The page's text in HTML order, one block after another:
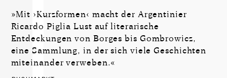
»Mit ›Kurzformen‹ macht der Argentinier
Ricardo Piglia Lust auf literarische
Entdeckungen von Borges bis Gombrowicz,
eine Sammlung, in der sich viele Geschichten
miteinander verweben.«